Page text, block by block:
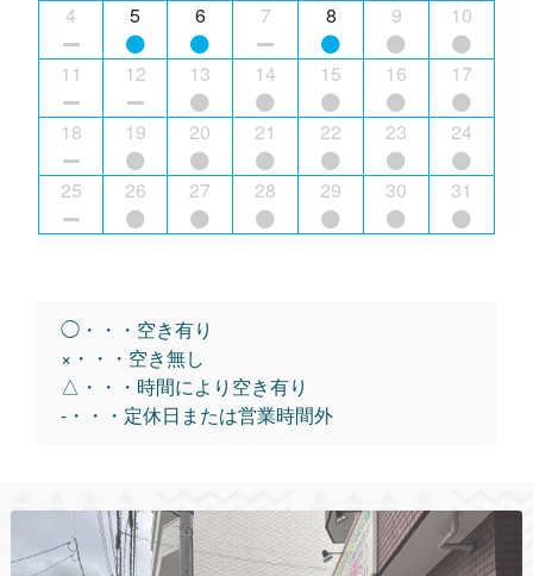
4 5 6 7 8 9 10
11 12 13 14 15 16 17
18 19 20 21 22 23 24
25 26 27 28 29 30 31
◯・・・空き有り
×・・・空き無し
△・・・時間により空き有り
-・・・定休日または営業時間外